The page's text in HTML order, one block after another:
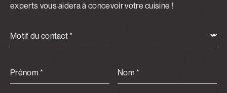
experts vous aidera à concevoir votre cuisine !
Motif du contact *
Prénom * Nom *